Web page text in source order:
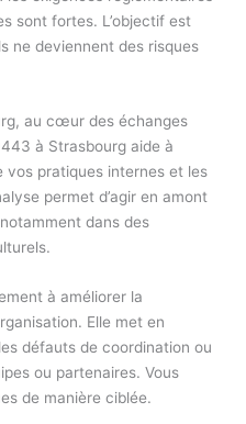
sont fortes. L’objectif est
ne deviennent des risques
au cœur des échanges
à Strasbourg aide à
pratiques internes et les
permet d’agir en amont
dans des
à améliorer la
Elle met en
défauts de coordination ou
ou partenaires. Vous
de manière ciblée.